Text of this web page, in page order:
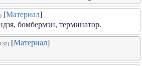
[Материал]
бомбермэн, терминатор.
[Материал]